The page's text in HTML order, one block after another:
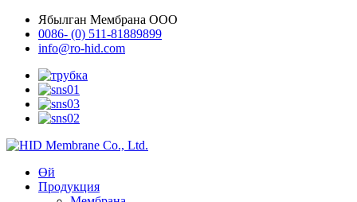
Ябылган Мембрана ООО
0086- (0) 511-81889899
info@ro-hid.com
Өй
Продукция